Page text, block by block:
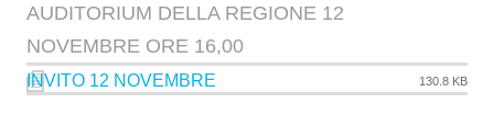
AUDITORIUM DELLA REGIONE 12
NOVEMBRE ORE 16,00
INVITO 12 NOVEMBRE 130.8 KB